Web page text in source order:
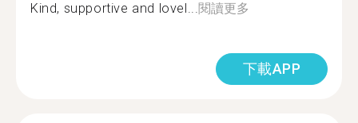
Kind, supportive and lovel...閱讀更多
下載APP